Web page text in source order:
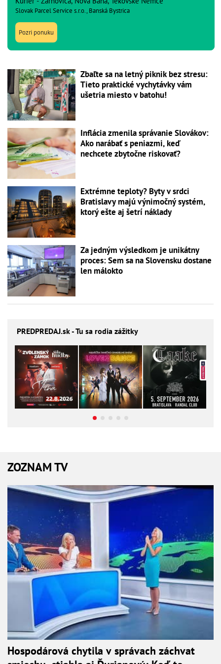
Slovak Parcel Service s.r.o., Banská Bystrica
Pozri ponuku
Zbaľte sa na letný piknik bez stresu:
Tieto praktické vychytávky vám
ušetria miesto v batohu!
Inflácia zmenila správanie Slovákov:
Ako narábať s peniazmi, keď
nechcete zbytočne riskovať?
Extrémne teploty? Byty v srdci
Bratislavy majú výnimočný systém,
ktorý ešte aj šetrí náklady
Za jedným výsledkom je unikátny
proces: Sem sa na Slovensku dostane
len málokto
PREDPREDAJ.sk - Tu sa rodia zážitky
ZOZNAM TV
Hospodárová chytila v správach záchvat